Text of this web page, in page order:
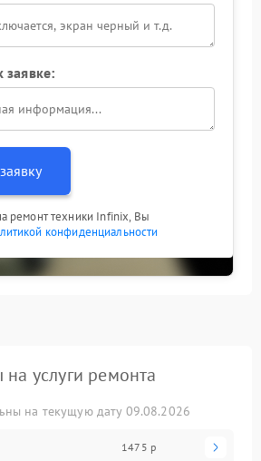
ремонт техники Infinix, Вы
конфиденциальности
услуги ремонта
на текущую дату 09.08.2026
1475 р